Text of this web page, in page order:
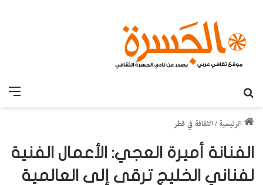
الرئيسية / الثقافة في قطر
الفنانة أميرة العجي: الأعمال الفنية
لفناني الخليج ترقى إلى العالمية